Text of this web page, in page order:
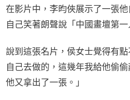
在影片中，李昀俠展示了一張
自己笑著朗聲說「中國畫壇第一
說到這張名片，侯女士覺得有
自己去做的，這幾年我給他偷
他又拿出了一張。」